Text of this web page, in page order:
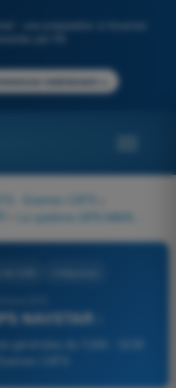
: une préparation à l'examen
maintenant
- Examen CATS
NAVSTAR :